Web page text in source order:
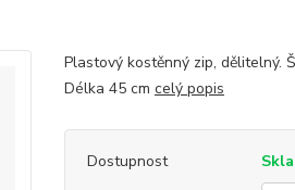
Plastový kostěnný zip, dělitelný.
Délka 45 cm celý popis
Dostupnost